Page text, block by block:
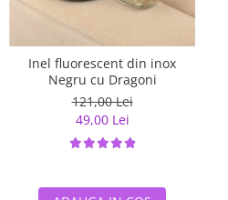
Inel fluorescent din inox
Negru cu Dragoni
121,00 Lei
49,00 Lei